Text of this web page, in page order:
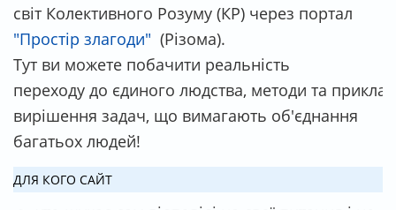
світ Колективного Розуму (КР) через портал
"Простір злагоди" (Різома).
Тут ви можете побачити реальність
переходу до єдиного людства, методи та
вирішення задач, що вимагають об'єднання
багатьох людей!
ДЛЯ КОГО САЙТ